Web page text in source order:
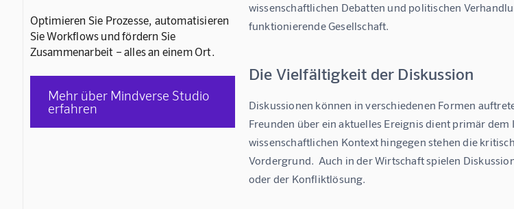
Optimieren Sie Prozesse, automatisieren
Sie Workflows und fördern Sie
Zusammenarbeit – alles an einem Ort.
Mehr über Mindverse Studio
erfahren
wissenschaftlichen Debatten und politischen
funktionierende Gesellschaft.
Die Vielfältigkeit der Diskussion
Diskussionen können in verschiedenen Formen
Freunden über ein aktuelles Ereignis dient primär
wissenschaftlichen Kontext hingegen stehen die
Vordergrund.  Auch in der Wirtschaft spielen
oder der Konfliktlösung.